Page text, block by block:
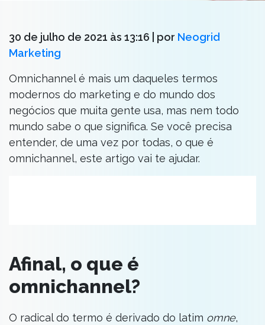
30 de julho de 2021 às 13:16 | por Neogrid
Marketing
Omnichannel é mais um daqueles termos
modernos do marketing e do mundo dos
negócios que muita gente usa, mas nem todo
mundo sabe o que significa. Se você precisa
entender, de uma vez por todas, o que é
omnichannel, este artigo vai te ajudar.
Afinal, o que é
omnichannel?
O radical do termo é derivado do latim omne,